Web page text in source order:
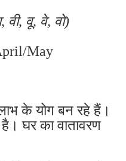
वू, वे, वो)
May
के योग बन रहे हैं।
घर का वातावरण